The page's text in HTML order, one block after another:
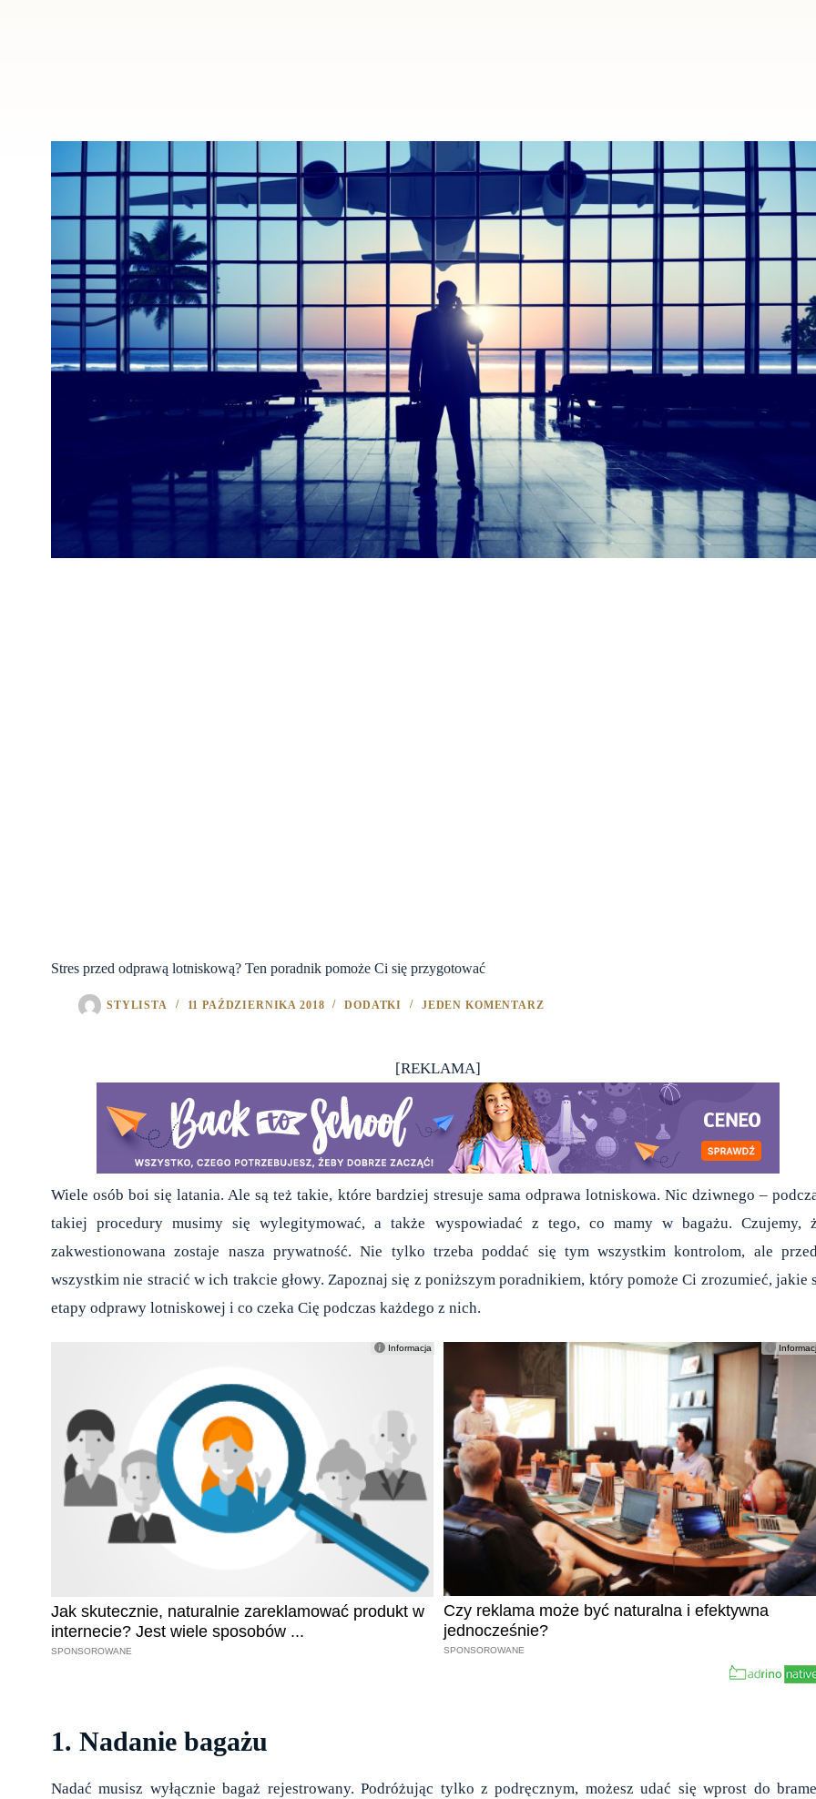
Stres przed odprawą lotniskową? Ten poradnik pomoże Ci się przygotować
STYLISTA 11 PAŹDZIERNIKA 2018 DODATKI JEDEN KOMENTARZ
[REKLAMA]
Wiele osób boi się latania. Ale są też takie, które bardziej stresuje sama odprawa lotniskowa. Nic dziwnego –
takiej procedury musimy się wylegitymować, a także wyspowiadać z tego, co mamy w bagażu. Czujemy,
zakwestionowana zostaje nasza prywatność. Nie tylko trzeba poddać się tym wszystkim kontrolom, ale
wszystkim nie stracić w ich trakcie głowy. Zapoznaj się z poniższym poradnikiem, który pomoże Ci zrozumieć, jakie
etapy odprawy lotniskowej i co czeka Cię podczas każdego z nich.
1. Nadanie bagażu
Nadać musisz wyłącznie bagaż rejestrowany. Podróżując tylko z podręcznym, możesz udać się wprost do